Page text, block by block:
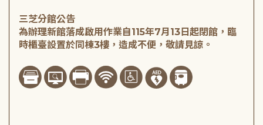
三芝分館公告
為辦理新館落成啟用作業自115年7月13日起閉館，臨
時櫃臺設置於同棟3樓，造成不便，敬請見諒。